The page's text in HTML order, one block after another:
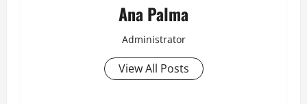
Ana Palma
Administrator
View All Posts